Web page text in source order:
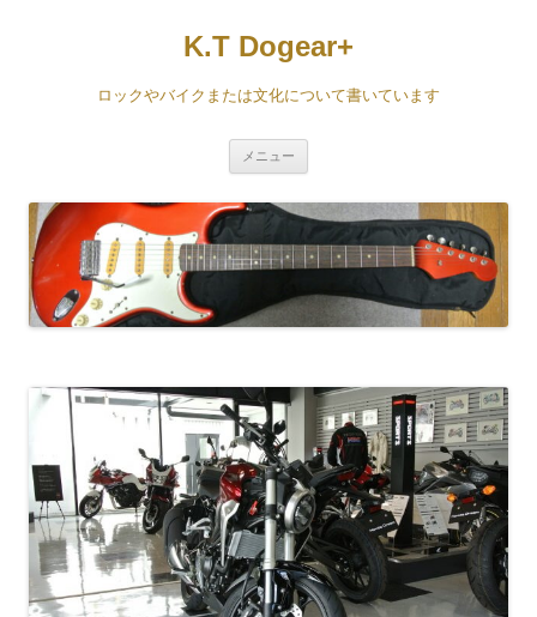
K.T Dogear+
ロックやバイクまたは文化について書いています
メニュー